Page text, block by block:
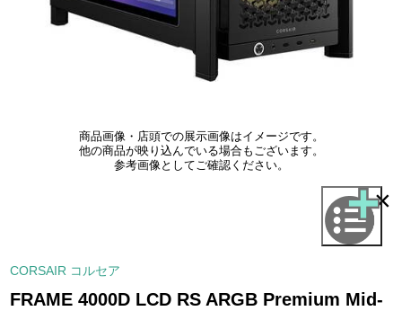
商品画像・店頭での展示画像はイメージです。
他の商品が映り込んでいる場合もございます。
参考画像としてご確認ください。
×
CORSAIR コルセア
FRAME 4000D LCD RS ARGB Premium Mid-